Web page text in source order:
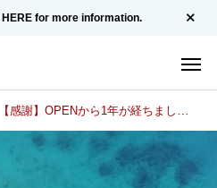
for more information.
【感謝】OPENから1年が経ちました。 / 新メニューと料金改定のお知らせ(仮)